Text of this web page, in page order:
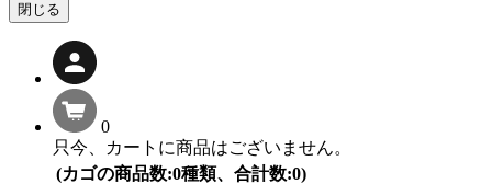
閉じる
0
只今、カートに商品はございません。
(カゴの商品数:0種類、合計数:0)